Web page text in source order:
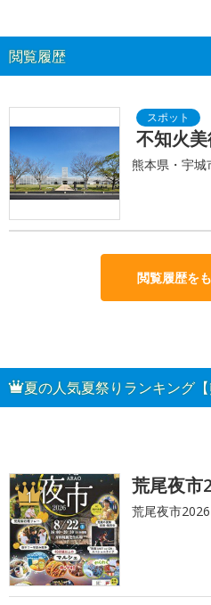
閲覧履歴
不知火
熊本県・宇城
閲覧履歴を
夏の人気夏祭りランキング
1 荒尾夜市
荒尾夜市2026